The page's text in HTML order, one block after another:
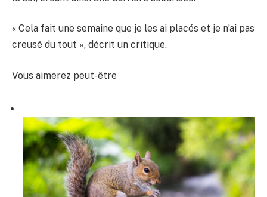
« Cela fait une semaine que je les ai placés et je n’ai pas
creusé du tout », décrit un critique.
Vous aimerez peut-être